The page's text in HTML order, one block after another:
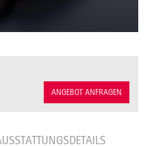
ANGEBOT ANFRAGEN